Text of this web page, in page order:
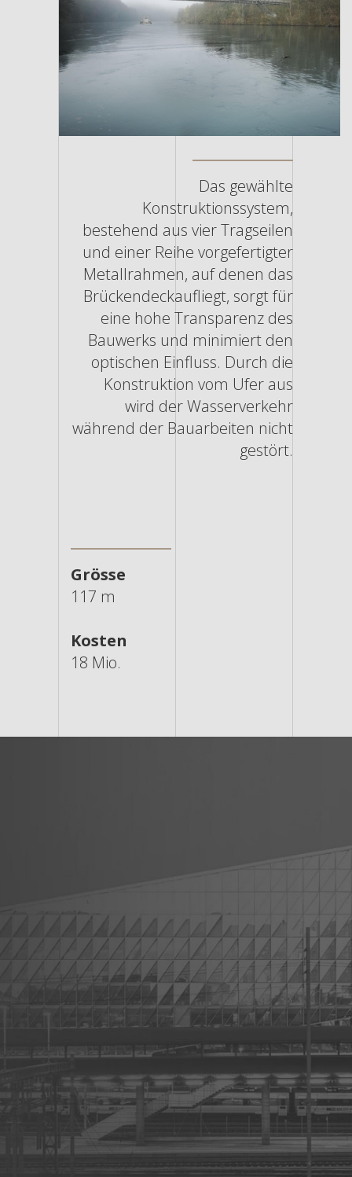
Das gewählte
Konstruktionssystem,
bestehend aus vier Tragseilen
und einer Reihe vorgefertigter
Metallrahmen, auf denen das
Brückendeckaufliegt, sorgt für
eine hohe Transparenz des
Bauwerks und minimiert den
optischen Einfluss. Durch die
Konstruktion vom Ufer aus
wird der Wasserverkehr
während der Bauarbeiten nicht
gestört.
Grösse
117 m
Kosten
18 Mio.